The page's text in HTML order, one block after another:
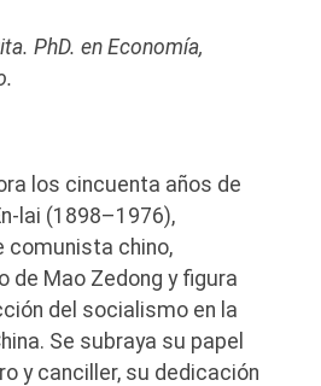
PhD. en Economía,
los cincuenta años de
lai (1898–1976),
comunista chino,
de Mao Zedong y figura
del socialismo en la
Se subraya su papel
y canciller, su dedicación